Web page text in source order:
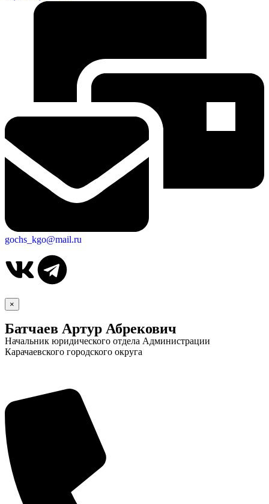
gochs_kgo@mail.ru
×
Батчаев Артур Абрекович
Начальник юридического отдела Администрации
Карачаевского городского округа